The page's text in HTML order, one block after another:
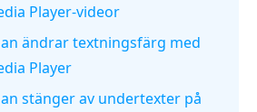
Player-videor
ändrar textningsfärg med
Player
stänger av undertexter på